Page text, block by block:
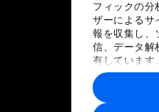
フィックの分
ザーによるサ
報を収集し、
信、データ解
有しています
ユーザーが
報や各パート
に収集され